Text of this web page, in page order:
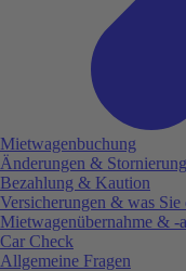
Mietwagenbuchung
Änderungen &
Bezahlung & Kaution
Versicherungen & was Sie
Mietwagenübernahme & -
Car Check
Allgemeine Fragen